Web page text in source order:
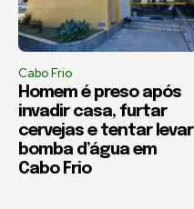
Cabo Frio
Homem é preso após
invadir casa, furtar
cervejas e tentar levar
bomba d’água em
Cabo Frio